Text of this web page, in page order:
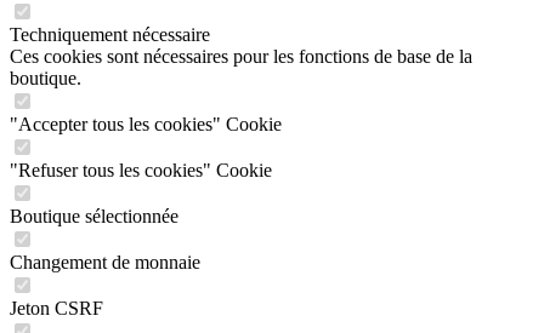
Techniquement nécessaire
Ces cookies sont nécessaires pour les fonctions de base de la
boutique.
"Accepter tous les cookies" Cookie
"Refuser tous les cookies" Cookie
Boutique sélectionnée
Changement de monnaie
Jeton CSRF